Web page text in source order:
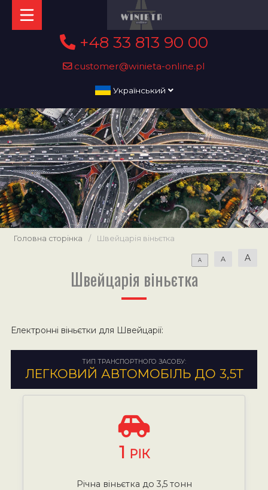
+48 33 813 90 00
customer@winieta-online.pl
Український
Головна сторінка / Швейцарія віньєтка
A A A
Швейцарія віньєтка
Електронні віньєтки для Швейцарії:
ТИП ТРАНСПОРТНОГО ЗАСОБУ:
ЛЕГКОВИЙ АВТОМОБІЛЬ ДО 3,5Т
1 РІК
Річна віньєтка до 3,5 тонн